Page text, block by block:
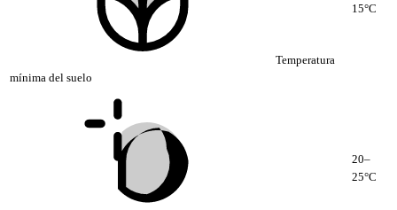
Temperatura
mínima del suelo
15°C
20–
25°C